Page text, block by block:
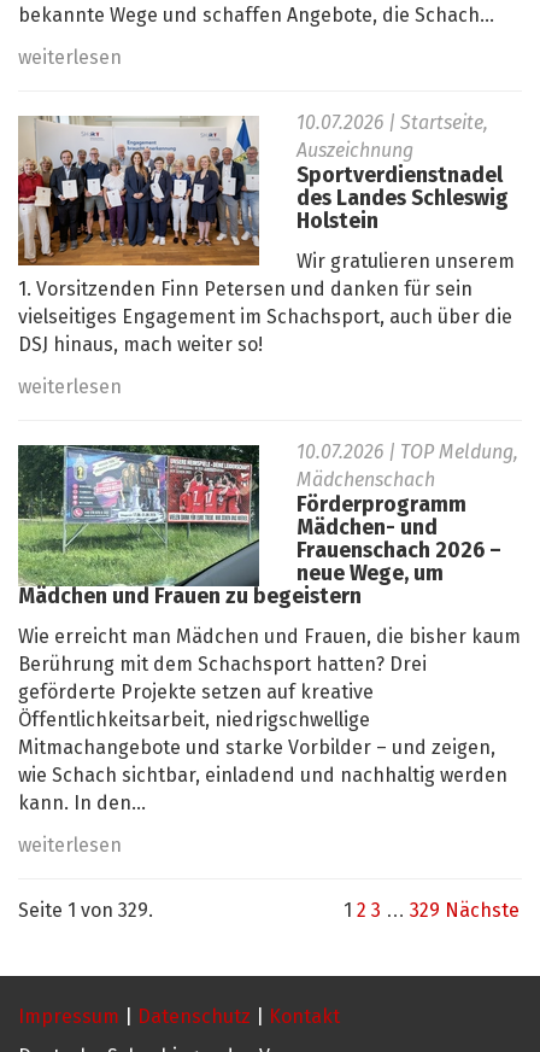
bekannte Wege und schaffen Angebote, die Schach...
weiterlesen
10.07.2026 | Startseite,
Auszeichnung
Sportverdienstnadel
des Landes Schleswig
Holstein
Wir gratulieren unserem
1. Vorsitzenden Finn Petersen und danken für sein
vielseitiges Engagement im Schachsport, auch über die
DSJ hinaus, mach weiter so!
weiterlesen
10.07.2026 | TOP Meldung,
Mädchenschach
Förderprogramm
Mädchen- und
Frauenschach 2026 –
neue Wege, um
Mädchen und Frauen zu begeistern
Wie erreicht man Mädchen und Frauen, die bisher kaum
Berührung mit dem Schachsport hatten? Drei
geförderte Projekte setzen auf kreative
Öffentlichkeitsarbeit, niedrigschwellige
Mitmachangebote und starke Vorbilder – und zeigen,
wie Schach sichtbar, einladend und nachhaltig werden
kann. In den...
weiterlesen
Seite 1 von 329. 1 2 3 … 329 Nächste
Impressum Datenschutz Kontakt